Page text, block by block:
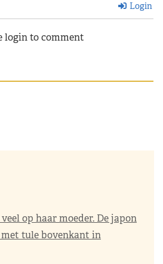
Login
login to comment
op haar moeder. De japon
tule bovenkant in